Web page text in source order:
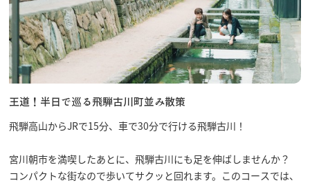
王道！半日で巡る飛騨古川町並み散策
飛騨高山からJRで15分、車で30分で行ける飛騨古川！
宮川朝市を満喫したあとに、飛騨古川にも足を伸ばしませんか？
コンパクトな街なので歩いてサクッと回れます。このコースでは、